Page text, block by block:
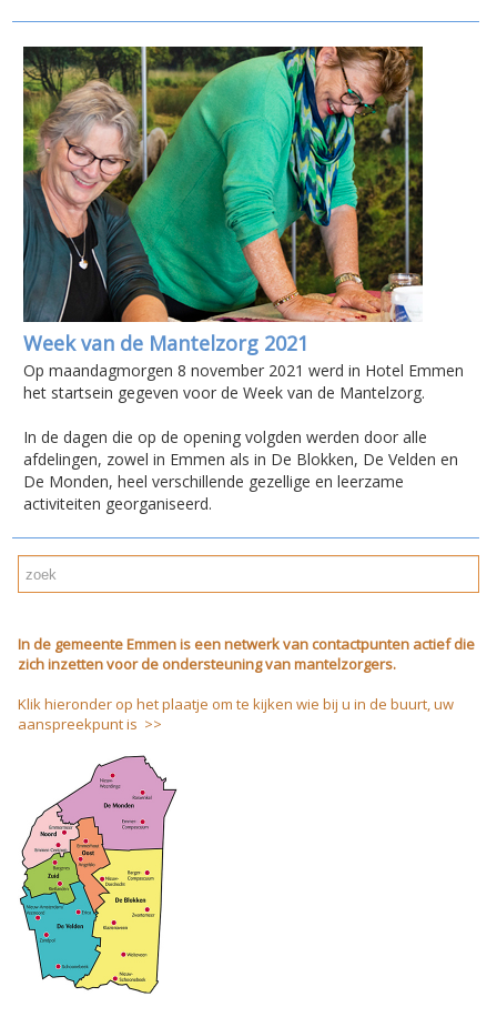
Week van de Mantelzorg 2021
Op maandagmorgen 8 november 2021 werd in Hotel Emmen
het startsein gegeven voor de Week van de Mantelzorg.
In de dagen die op de opening volgden werden door alle
afdelingen, zowel in Emmen als in De Blokken, De Velden en
De Monden, heel verschillende gezellige en leerzame
activiteiten georganiseerd.
In de gemeente Emmen is een netwerk van contactpunten actief die
zich inzetten voor de ondersteuning van mantelzorgers.
Klik hieronder op het plaatje om te kijken wie bij u in de buurt, uw
aanspreekpunt is >>